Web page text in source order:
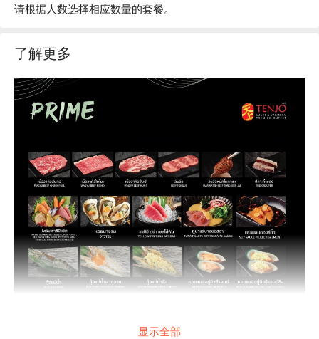
请根据人数选择相应数量的套餐。
了解更多
显示全部